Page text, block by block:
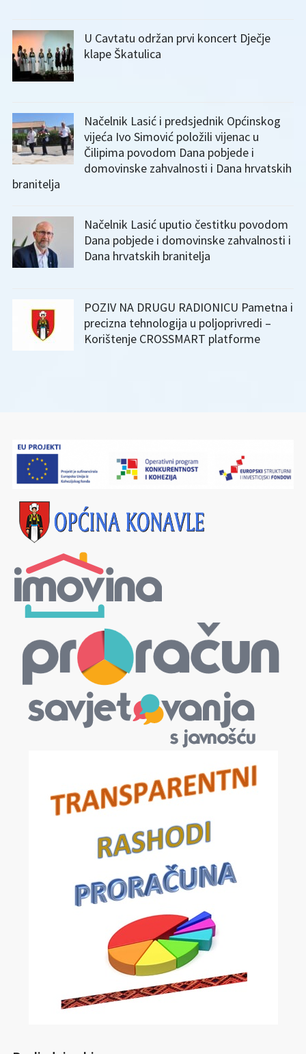
U Cavtatu održan prvi koncert Dječje
klape Škatulica
Načelnik Lasić i predsjednik Općinskog
vijeća Ivo Simović položili vijenac u
Čilipima povodom Dana pobjede i
domovinske zahvalnosti i Dana hrvatskih
branitelja
Načelnik Lasić uputio čestitku povodom
Dana pobjede i domovinske zahvalnosti i
Dana hrvatskih branitelja
POZIV NA DRUGU RADIONICU Pametna i
precizna tehnologija u poljoprivredi –
Korištenje CROSSMART platforme